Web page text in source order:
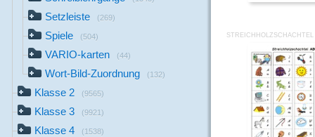
Setzleiste (269)
Spiele (504)
VARIO-karten (44)
Wort-Bild-Zuordnung (132)
Klasse 2 (9565)
Klasse 3 (9921)
Klasse 4 (1538)